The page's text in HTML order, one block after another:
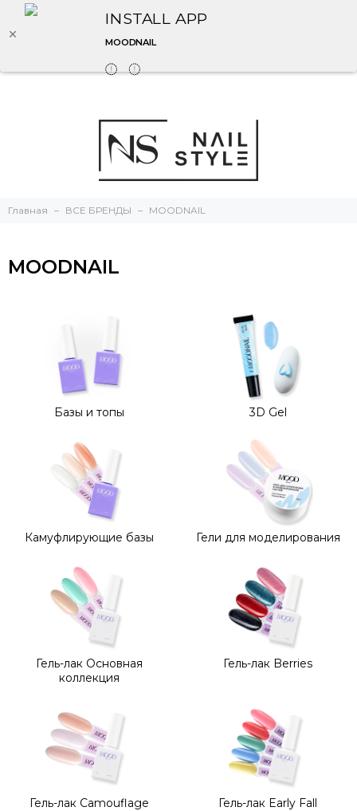
INSTALL APP
MOODNAIL
Главная ВСЕ БРЕНДЫ MOODNAIL
MOODNAIL
Базы и топы 3D Gel
Камуфлирующие базы Гели для моделирования
Гель-лак Основная
коллекция
Гель-лак Berries
Гель-лак Camouflage Гель-лак Early Fall